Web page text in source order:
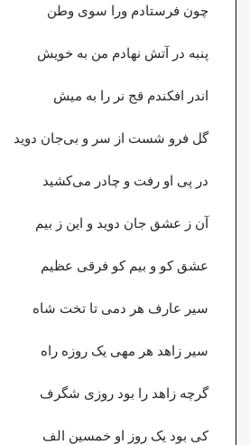
چون فرستادم ورا سوی وطن
پنبه در آتش نهادم من به خویش
اندر افکندم قج نر را به میش
گل فرو شست از سر و بی‌جان دوید
در پی او رفت و چادر می‌کشید
آن ز عشق جان دوید و این ز بیم
عشق کو و بیم کو فرقی عظیم
سیر عارف هر دمی تا تخت شاه
سیر زاهد هر مهی یک روزه راه
گرچه زاهد را بود روزی شگرف
کی بود یک روز او خمسین الف